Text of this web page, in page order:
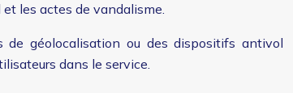
les actes de vandalisme.
de géolocalisation ou des dispositifs antivol
dans le service.